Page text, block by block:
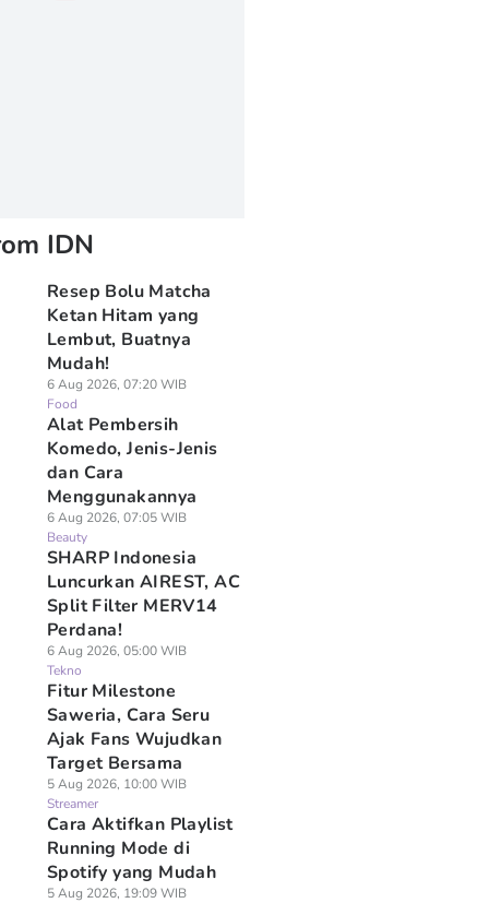
IDN
Resep Bolu Matcha
Ketan Hitam yang
Lembut, Buatnya
Mudah!
6 Aug 2026, 07:20 WIB
Food
Alat Pembersih
Komedo, Jenis-Jenis
dan Cara
Menggunakannya
6 Aug 2026, 07:05 WIB
Beauty
SHARP Indonesia
Luncurkan AIREST, AC
Split Filter MERV14
Perdana!
6 Aug 2026, 05:00 WIB
Tekno
Fitur Milestone
Saweria, Cara Seru
Ajak Fans Wujudkan
Target Bersama
5 Aug 2026, 10:00 WIB
Streamer
Cara Aktifkan Playlist
Running Mode di
Spotify yang Mudah
5 Aug 2026, 19:09 WIB